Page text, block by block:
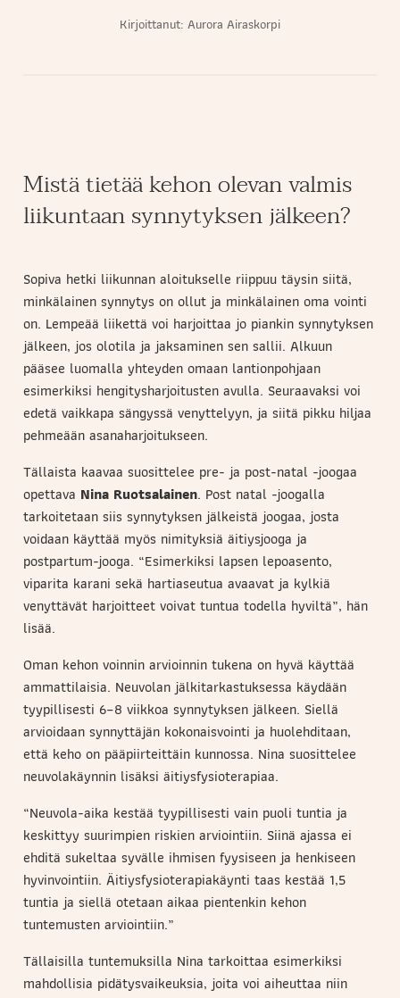
Kirjoittanut: Aurora Airaskorpi
Mistä tietää kehon olevan valmis
liikuntaan synnytyksen jälkeen?
Sopiva hetki liikunnan aloitukselle riippuu täysin siitä,
minkälainen synnytys on ollut ja minkälainen oma vointi
on. Lempeää liikettä voi harjoittaa jo piankin synnytyksen
jälkeen, jos olotila ja jaksaminen sen sallii. Alkuun
pääsee luomalla yhteyden omaan lantionpohjaan
esimerkiksi hengitysharjoitusten avulla. Seuraavaksi voi
edetä vaikkapa sängyssä venyttelyyn, ja siitä pikku hiljaa
pehmeään asanaharjoitukseen.
Tällaista kaavaa suosittelee pre- ja post-natal -joogaa
opettava Nina Ruotsalainen. Post natal -joogalla
tarkoitetaan siis synnytyksen jälkeistä joogaa, josta
voidaan käyttää myös nimityksiä äitiysjooga ja
postpartum-jooga. “Esimerkiksi lapsen lepoasento,
viparita karani sekä hartiaseutua avaavat ja kylkiä
venyttävät harjoitteet voivat tuntua todella hyviltä”, hän
lisää.
Oman kehon voinnin arvioinnin tukena on hyvä käyttää
ammattilaisia. Neuvolan jälkitarkastuksessa käydään
tyypillisesti 6–8 viikkoa synnytyksen jälkeen. Siellä
arvioidaan synnyttäjän kokonaisvointi ja huolehditaan,
että keho on pääpiirteittäin kunnossa. Nina suosittelee
neuvolakäynnin lisäksi äitiysfysioterapiaa.
“Neuvola-aika kestää tyypillisesti vain puoli tuntia ja
keskittyy suurimpien riskien arviointiin. Siinä ajassa ei
ehditä sukeltaa syvälle ihmisen fyysiseen ja henkiseen
hyvinvointiin. Äitiysfysioterapiakäynti taas kestää 1,5
tuntia ja siellä otetaan aikaa pientenkin kehon
tuntemusten arviointiin.”
Tällaisilla tuntemuksilla Nina tarkoittaa esimerkiksi
mahdollisia pidätysvaikeuksia, joita voi aiheuttaa niin